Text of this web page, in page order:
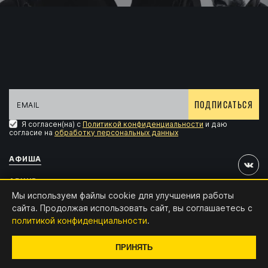
Мы используем файлы cookie для улучшения работы
сайта. Продолжая использовать сайт, вы соглашаетесь с
политикой конфиденциальности.
ПРИНЯТЬ
ПОДПИСАТЬСЯ
Я согласен(на) с Политикой конфиденциальности и даю
согласие на обработку персональных данных
АФИША
АРХИВ
АККРЕДИТАЦИЯ
КОНТАКТЫ
x4.digital